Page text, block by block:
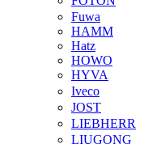
Fuwa
HAMM
Hatz
HOWO
HYVA
Iveco
JOST
LIEBHERR
LIUGONG